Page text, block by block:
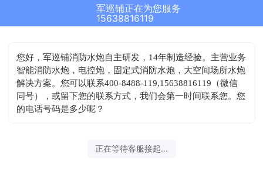
军巡铺正在为您服务
15638816119
您好，军巡铺消防水炮自主研发，14年制造经验。主营业务
智能消防水炮，电控炮，固定式消防水炮，大空间场所水炮
解决方案。您可以联系400-8488-119,15638816119（微信
同号），或留下您的联系方式，我们会第一时间联系您。您
的电话号码是多少呢？
正在等待客服接起...